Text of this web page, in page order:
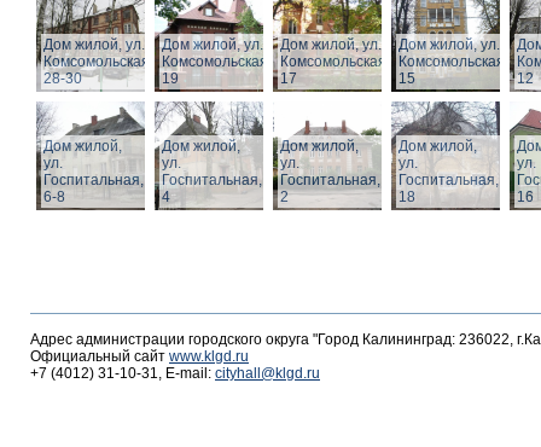
Дом жилой, ул.
Комсомольская,
28-30
Дом жилой, ул.
Комсомольская,
19
Дом жилой, ул.
Комсомольская,
17
Дом жилой, ул.
Комсомольская,
15
12
Дом жилой,
ул.
Госпитальная,
6-8
Дом жилой,
ул.
Госпитальная,
4
Дом жилой,
ул.
Госпитальная,
2
Дом жилой,
ул.
Госпитальная,
18
ул.
16
Адрес администрации городского округа "Город Калининград: 236022,
Официальный сайт www.klgd.ru
+7 (4012) 31-10-31, E-mail: cityhall@klgd.ru